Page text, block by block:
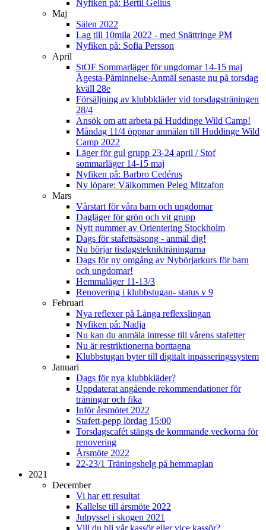
Nyfiken på: Bertil Gelius
Maj
Sälen 2022
Lag till 10mila 2022 - med Snättringe PM
Nyfiken på: Sofia Persson
April
StOF Sommarläger för ungdomar 14-15 maj
Ågesta-Påminnelse-Anmäl senaste nu på torsdag
kväll 28e
Försäljning av klubbkläder vid torsdagsträningen
28/4
Ansök om att arbeta på Huddinge Wild Camp!
Måndag 11/4 öppnar anmälan till Huddinge Wild
Camp 2022
Läger för gul grupp 23-24 april / Stof
sommarläger 14-15 maj
Nyfiken på: Barbro Cedérus
Ny löpare: Välkommen Peleg Mitzafon
Mars
Vårstart för våra barn och ungdomar
Dagläger för grön och vit grupp
Nytt nummer av Orientering Stockholm
Dags för stafettsäsong - anmäl dig!
Nu börjar tisdagsteknikträningarna
Dags för ny omgång av Nybörjarkurs för barn
och ungdomar!
Hemmaläger 11-13/3
Renovering i klubbstugan- status v 9
Februari
Nya reflexer på Långa reflexslingan
Nyfiken på: Nadja
Nu kan du anmäla intresse till vårens stafetter
Nu är restriktionerna borttagna
Klubbstugan byter till digitalt inpasseringssystem
Januari
Dags för nya klubbkläder?
Uppdaterat angående rekommendationer för
träningar och fika
Inför årsmötet 2022
Stafett-pepp lördag 15:00
Torsdagscafét stängs de kommande veckorna för
renovering
Årsmöte 2022
22-23/1 Träningshelg på hemmaplan
2021
December
Vi har ett resultat
Kallelse till årsmöte 2022
Julpyssel i skogen 2021
Vill du bli vår kassör eller vice kassör?